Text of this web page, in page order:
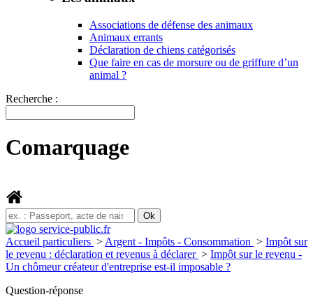
Associations de défense des animaux
Animaux errants
Déclaration de chiens catégorisés
Que faire en cas de morsure ou de griffure d’un
animal ?
Recherche :
Comarquage
Accueil particuliers > Argent - Impôts - Consommation > Impôt sur
le revenu : déclaration et revenus à déclarer > Impôt sur le revenu -
Un chômeur créateur d'entreprise est-il imposable ?
Question-réponse